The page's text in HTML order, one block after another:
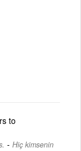
to
- Hiç kimsenin